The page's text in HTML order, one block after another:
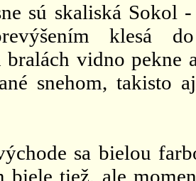
sú skaliská
klesá
bralách vidno
snehom, takisto
sa bielou
biele tiež, ale